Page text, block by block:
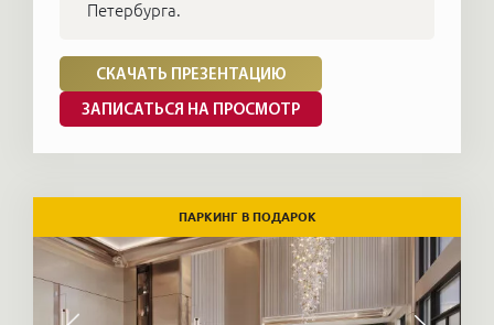
Петербурга.
СКАЧАТЬ ПРЕЗЕНТАЦИЮ
ЗАПИСАТЬСЯ НА ПРОСМОТР
ПАРКИНГ В ПОДАРОК